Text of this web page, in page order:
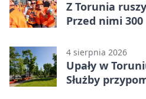
Z Torunia
Przed nimi
4 sierpnia 2026
Upały w
Służby